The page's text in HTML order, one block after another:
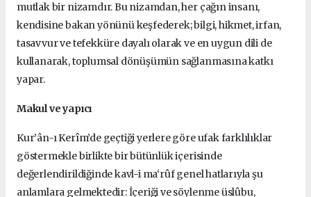
mutlak bir nizamdır. Bu nizamdan, her çağın insanı,
kendisine bakan yönünü keşfederek; bilgi, hikmet, irfan,
tasavvur ve tefekküre dayalı olarak ve en uygun dili de
kullanarak, toplumsal dönüşümün sağlanmasına katkı
yapar.
Makul ve yapıcı
Kur’ân-ı Kerîm’de geçtiği yerlere göre ufak farklılıklar
göstermekle birlikte bir bütünlük içerisinde
değerlendirildiğinde kavl-i ma‘rûf genel hatlarıyla şu
anlamlara gelmektedir: İçeriği ve söylenme üslûbu,